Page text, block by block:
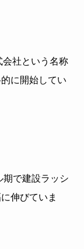
社という名称
に開始してい
期で建設ラッシ
伸びていま